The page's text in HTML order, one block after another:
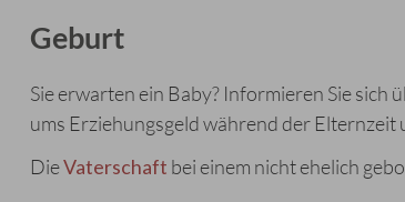
Geburt
Sie erwarten ein Baby? Informieren Sie sich
ums Erziehungsgeld während der
DieVaterschaft bei einem nicht ehelich